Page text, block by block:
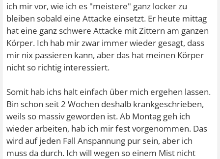
ich mir vor, wie ich es "meistere" ganz locker zu
bleiben sobald eine Attacke einsetzt. Er heute mittag
hat eine ganz schwere Attacke mit Zittern am ganzen
Körper. Ich hab mir zwar immer wieder gesagt, dass
mir nix passieren kann, aber das hat meinen Körper
nicht so richtig interessiert.
Somit hab ichs halt einfach über mich ergehen lassen.
Bin schon seit 2 Wochen deshalb krankgeschrieben,
weils so massiv geworden ist. Ab Montag geh ich
wieder arbeiten, hab ich mir fest vorgenommen. Das
wird auf jeden Fall Anspannung pur sein, aber ich
muss da durch. Ich will wegen so einem Mist nicht